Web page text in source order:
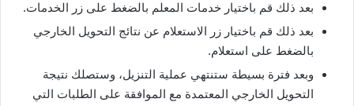
بعد ذلك قم باختيار خدمات المعلم بالضغط على زر الخدمات.
بعد ذلك قم باختيار زر الاستعلام عن نتائج التحويل الخارجي
بالضغط على استعلام.
وبعد فترة بسيطة ستنتهي عملية التنزيل، وستصلك نتيجة
التحويل الخارجي المعتمدة مع الموافقة على الطلبات التي